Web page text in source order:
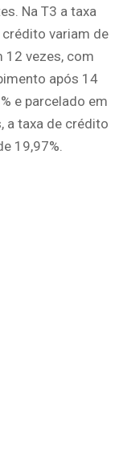
Na T3 a taxa
crédito variam de
12 vezes, com
após 14
e parcelado em
a taxa de crédito
19,97%.